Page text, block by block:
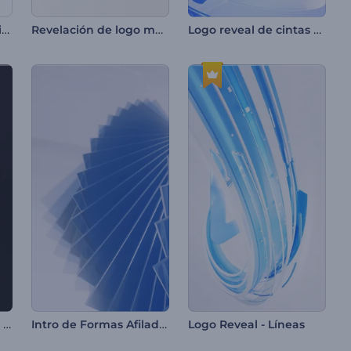
Revelación de logo minimalista en formación Revelación de logo metálico fino Logo reveal de cintas onduladas
Logo Reveal de Esfera en Capas Intro de Formas Afiladas en Espiral Logo Reveal - Líneas